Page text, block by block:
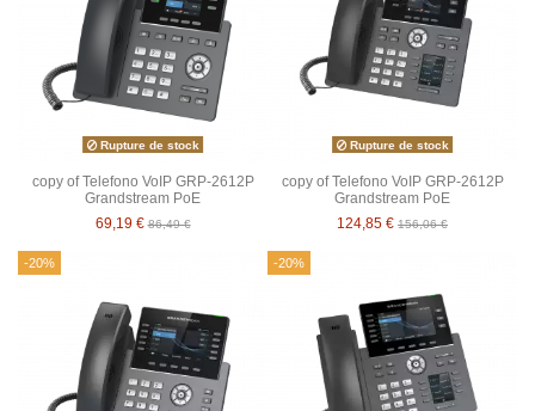
Rupture de stock
copy of Telefono VoIP GRP-2612P
Grandstream PoE
69,19 €86,49 €
Rupture de stock
copy of Telefono VoIP GRP-2612P
Grandstream PoE
124,85 € 156,06 €
-20% -20%